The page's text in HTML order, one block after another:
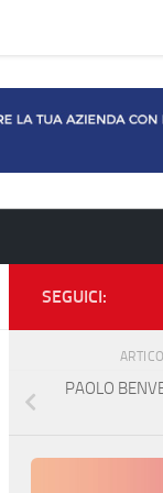
SEGUICI:
PAOLO